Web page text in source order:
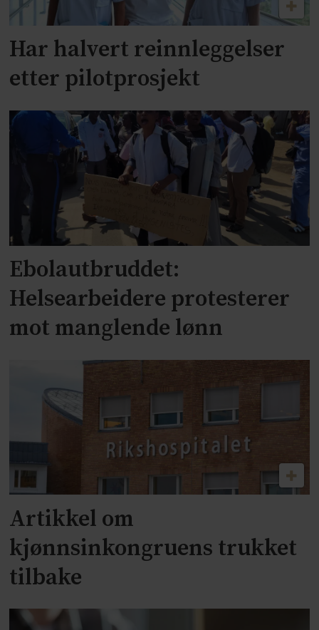
Har halvert reinnleggelser
etter pilotprosjekt
Ebolautbruddet:
Helsearbeidere protesterer
mot manglende lønn
Artikkel om
kjønnsinkongruens trukket
tilbake